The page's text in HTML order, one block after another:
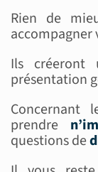
Rien de
accompagner
Ils créeront
présentation
Concernant
prendre
questions de